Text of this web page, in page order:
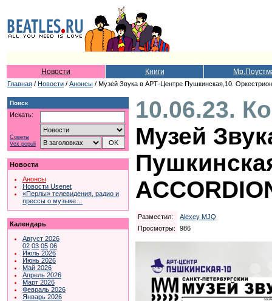
Новости Книги
Главная / Новости / Анонсы / Музей Звука в АРТ-Центре Пушкинская,10.
Поиск
Искать:
Советы
Vox populi
Новости
Анонсы
Новости Usenet
«Перлы» телевидения, радио и
прессы о музыке…
Календарь
Август 2026
02 03 05 06
Июль 2026
Июнь 2026
Май 2026
Апрель 2026
Март 2026
Февраль 2026
Январь 2026
10.06.23.
Музей
Разместил:
Alexey MJQ
Просмотры:
986